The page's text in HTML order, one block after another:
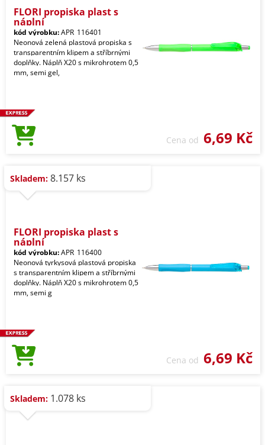
FLORI propiska plast s
náplní
kód výrobku:APR_116401
Neonová zelená plastová propiska s
transparentním klipem a stříbrnými
doplňky. Náplň X20 s mikrohrotem 0,5
mm, semi gel,
Cena od 6,69 Kč
Skladem: 8.157 ks
FLORI propiska plast s
náplní
kód výrobku:APR_116400
Neonová tyrkysová plastová propiska
s transparentním klipem a stříbrnými
doplňky. Náplň X20 s mikrohrotem 0,5
mm, semi g
Cena od 6,69 Kč
Skladem: 1.078 ks